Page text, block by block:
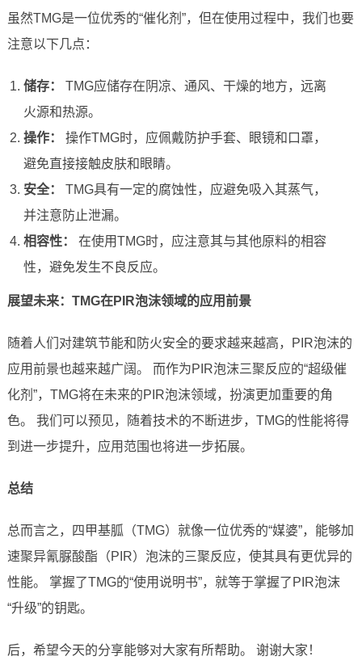
虽然TMG是一位优秀的“催化剂”，但在使用过程中，我们也要
注意以下几点：
储存：
TMG应储存在阴凉、通风、干燥的地方，远离
火源和热源。
操作：
操作TMG时，应佩戴防护手套、眼镜和口罩，
避免直接接触皮肤和眼睛。
安全：
TMG具有一定的腐蚀性，应避免吸入其蒸气，
并注意防止泄漏。
相容性：
在使用TMG时，应注意其与其他原料的相容
性，避免发生不良反应。
展望未来：TMG在PIR泡沫领域的应用前景
随着人们对建筑节能和防火安全的要求越来越高，PIR泡沫的
应用前景也越来越广阔。 而作为PIR泡沫三聚反应的“超级催
化剂”，TMG将在未来的PIR泡沫领域，扮演更加重要的角
色。 我们可以预见，随着技术的不断进步，TMG的性能将得
到进一步提升，应用范围也将进一步拓展。
总结
总而言之，四甲基胍（TMG）就像一位优秀的“媒婆”，能够加
速聚异氰脲酸酯（PIR）泡沫的三聚反应，使其具有更优异的
性能。 掌握了TMG的“使用说明书”，就等于掌握了PIR泡沫
“升级”的钥匙。
后，希望今天的分享能够对大家有所帮助。 谢谢大家！